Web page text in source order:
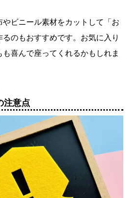
やビニール素材をカットして「お
のもおすすめです。お気に入り
喜んで座ってくれるかもしれま
注意点